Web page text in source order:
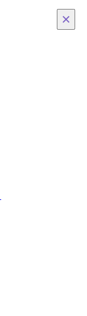
×
×
×
×
×
×
×
×